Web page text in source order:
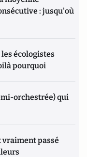
: jusqu'où
écologistes
pourquoi
orchestrée) qui
vraiment passé